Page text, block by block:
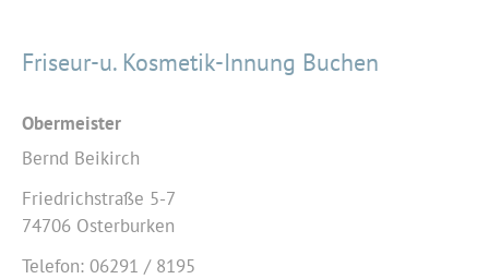
Friseur-u. Kosmetik-Innung Buchen
Obermeister
Bernd Beikirch
Friedrichstraße 5-7
74706 Osterburken
Telefon: 06291 / 8195